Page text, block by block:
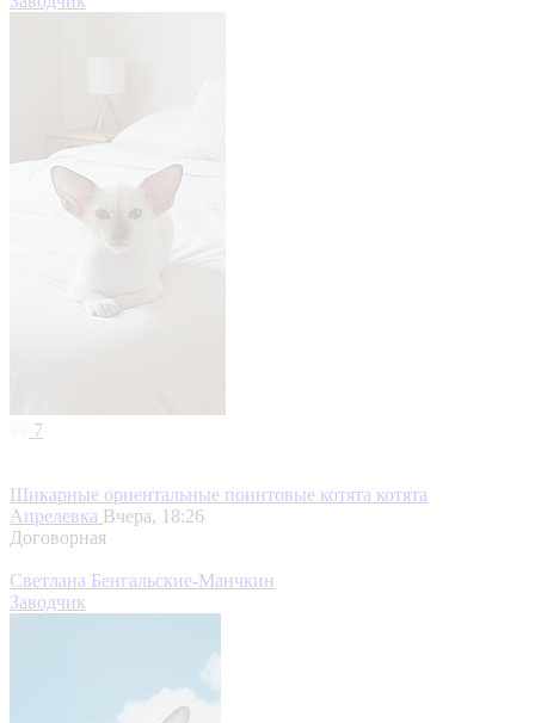
7
Шикарные ориентальные поинтовые котята котята
Апрелевка Вчера, 18:26
Договорная
Светлана Бенгальские-Манчкин
Заводчик